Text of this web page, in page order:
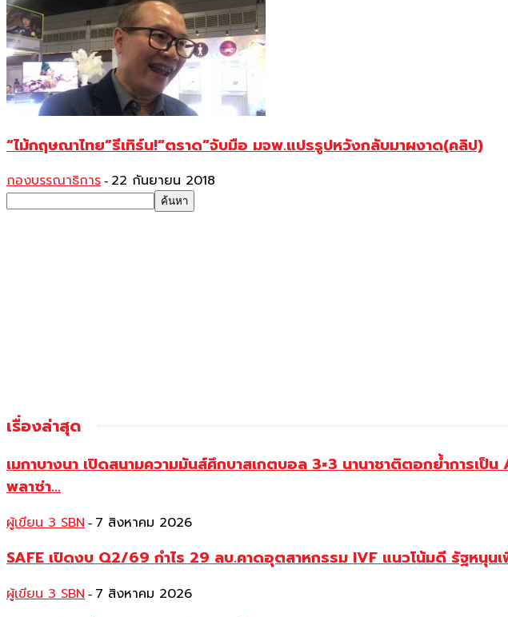
“ไม้กฤษณาไทย”รีเทิร์น!“ตราด”จับมือ มจพ.แปรรูปหวังกลับมาผงาด(คลิป)
กองบรรณาธิการ - 22 กันยายน 2018
เรื่องล่าสุด
เมกาบางนา เปิดสนามความมันส์ศึกบาสเกตบอล 3×3 นานาชาติตอกย้ำการเ
พลาซ่า...
ผู้เขียน 3 SBN - 7 สิงหาคม 2026
SAFE เปิดงบ Q2/69 กำไร 29 ลบ.คาดอุตสาหกรรม IVF แนวโน้มดี รัฐหนุนเ
ผู้เขียน 3 SBN - 7 สิงหาคม 2026